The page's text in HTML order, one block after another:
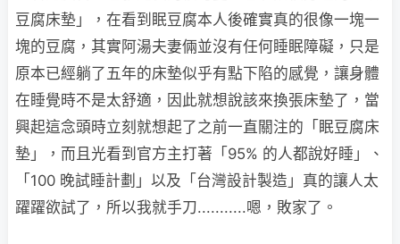
豆腐床墊」，在看到眠豆腐本人後確實真的很像一塊一
塊的豆腐，其實阿湯夫妻倆並沒有任何睡眠障礙，只是
原本已經躺了五年的床墊似乎有點下陷的感覺，讓身體
在睡覺時不是太舒適，因此就想說該來換張床墊了，當
興起這念頭時立刻就想起了之前一直關注的「眠豆腐床
墊」，而且光看到官方主打著「95% 的人都說好睡」、
「100 晚試睡計劃」以及「台灣設計製造」真的讓人太
躍躍欲試了，所以我就手刀...........嗯，敗家了。